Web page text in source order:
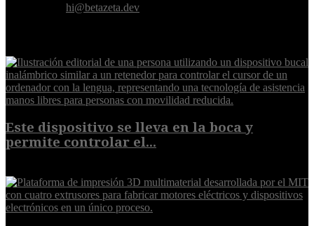
hi@betazeta.dev
Este dispositivo se lleva en la boca y
permite controlar el...